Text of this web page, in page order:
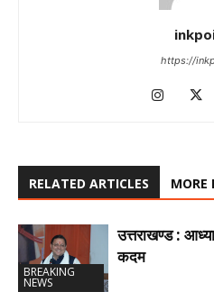
https://
RELATED ARTICLES MORE
BREAKING
NEWS
उत्तराखण्ड :
कदम